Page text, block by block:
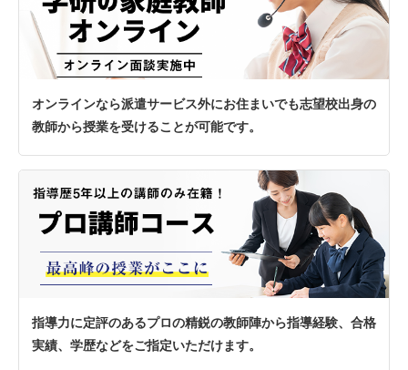
オンラインなら派遣サービス外にお住まいでも志望校出身の
教師から授業を受けることが可能です。
指導力に定評のあるプロの精鋭の教師陣から指導経験、合格
実績、学歴などをご指定いただけます。